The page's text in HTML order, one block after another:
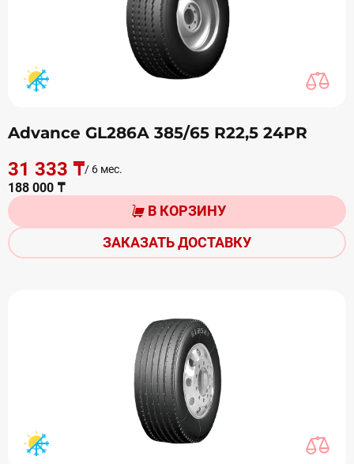
Advance GL286А 385/65 R22,5 24PR
31 333 ₸/ 6 мес.
188 000 ₸
В КОРЗИНУ
ЗАКАЗАТЬ ДОСТАВКУ